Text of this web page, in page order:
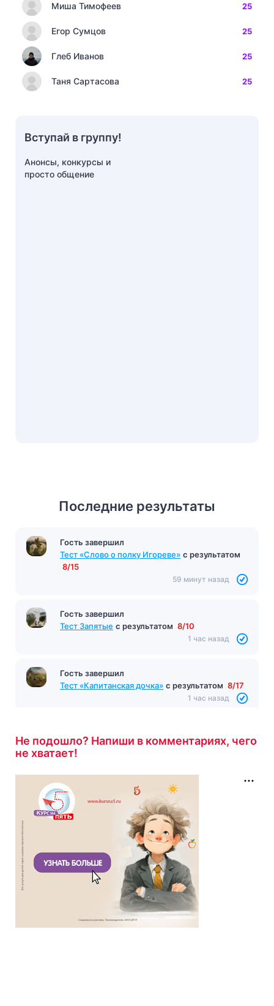
Последние результаты
Гость завершил
Тест «Слово о полку Игореве» с результатом
8/15
59 минут назад
Гость завершил
Тест Запятые с результатом 8/10
1 час назад
Гость завершил
Тест «Капитанская дочка» с результатом 8/17
1 час назад
Не подошло? Напиши в комментариях, чего
не хватает!
Миша Тимофеев 25
Егор Сумцов 25
Глеб Иванов 25
Таня Сартасова 25
Вступай в группу!
Анонсы, конкурсы и
просто общение